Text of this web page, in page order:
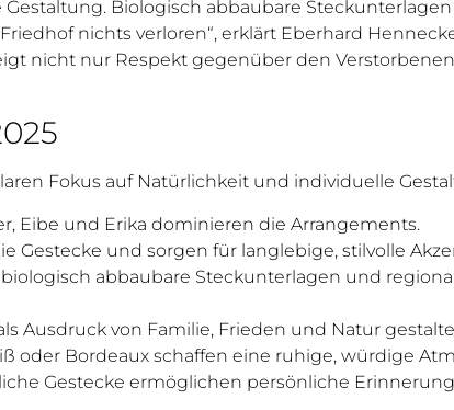
Biologisch abbaubare
nichts verloren“, erklärt Eberhard
nicht nur Respekt gegenüber den
Fokus auf Natürlichkeit und individuelle
Eibe und Erika dominieren die Arrangements.
Gestecke und sorgen für langlebige, stilvolle
abbaubare Steckunterlagen und
Ausdruck von Familie, Frieden und Natur
oder Bordeaux schaffen eine ruhige, würdige
Gestecke ermöglichen persönliche